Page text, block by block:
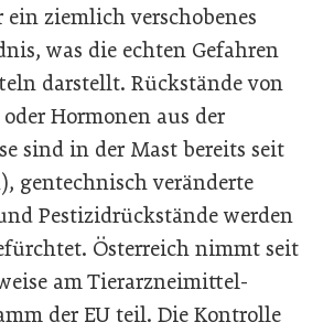
ein ziemlich verschobenes
was die echten Gefahren
darstellt. Rückstände von
Hormonen aus der
sind in der Mast bereits seit
gentechnisch veränderte
Pestizidrückstände werden
Österreich nimmt seit
am Tierarzneimittel-
der EU teil. Die Kontrolle